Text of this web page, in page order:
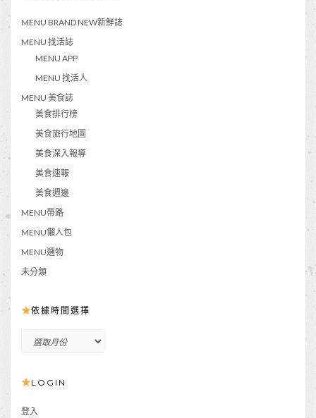
MENU BRAND NEW新鮮誌
MENU 找活誌
MENU APP
MENU 找活人
MENU 美食誌
美食排行榜
美食旅行地圖
美食深入報導
美食速報
美食週邊
MENU帶路
MENU懶人包
MENU選物
未分類
依據時間選擇
間
擇
LOGIN
登入